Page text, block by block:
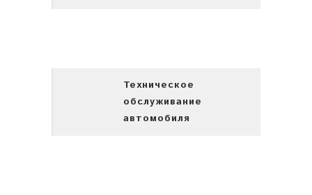
Техническое
обслуживание
автомобиля